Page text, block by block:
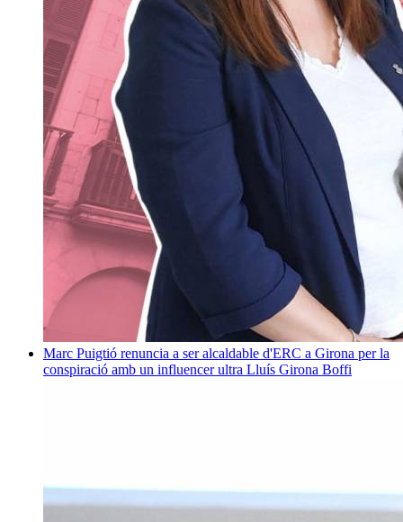
Marc Puigtió renuncia a ser alcaldable d'ERC a Girona per la
conspiració amb un influencer ultra Lluís Girona Boffi